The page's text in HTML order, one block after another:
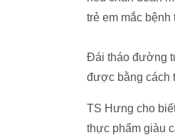
trẻ em mắc
Đái tháo đường
được bằng cách
TS Hưng cho
thực phẩm giàu